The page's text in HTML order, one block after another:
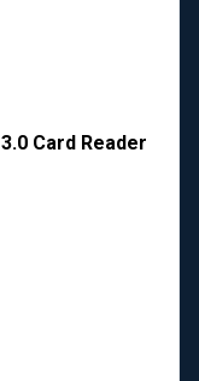
Card Reader